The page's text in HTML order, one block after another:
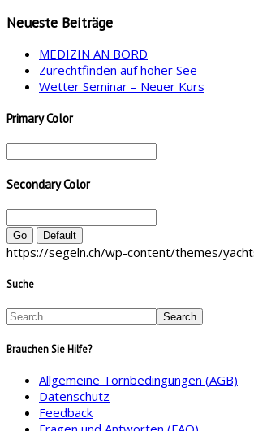
Neueste Beiträge
MEDIZIN AN BORD
Zurechtfinden auf hoher See
Wetter Seminar – Neuer Kurs
Primary Color
Secondary Color
Go Default
https://segeln.ch/wp-content/themes/
Suche
Brauchen Sie Hilfe?
Allgemeine Törnbedingungen (AGB)
Datenschutz
Feedback